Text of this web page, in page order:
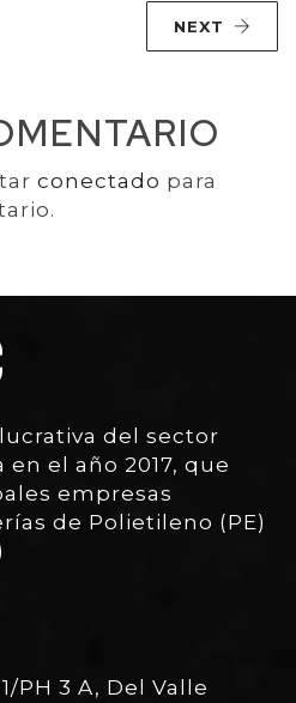
NEXT
conectado para
del sector
el año 2017, que
empresas
de Polietileno (PE)
PH 3 A, Del Valle